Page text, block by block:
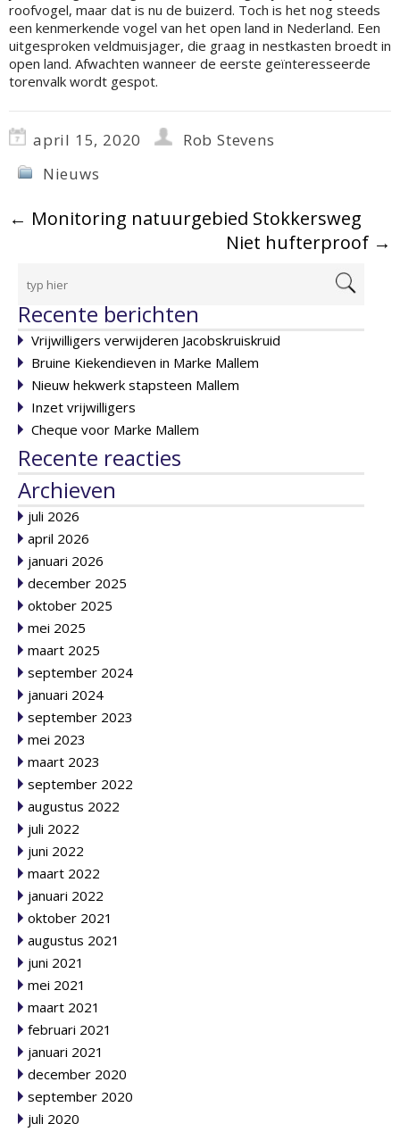
roofvogel, maar dat is nu de buizerd. Toch is het nog steeds
een kenmerkende vogel van het open land in Nederland. Een
uitgesproken veldmuisjager, die graag in nestkasten broedt in
open land. Afwachten wanneer de eerste geïnteresseerde
torenvalk wordt gespot.
april 15, 2020
Rob Stevens
Nieuws
← Monitoring natuurgebied Stokkersweg
Niet hufterproof →
Recente berichten
Vrijwilligers verwijderen Jacobskruiskruid
Bruine Kiekendieven in Marke Mallem
Nieuw hekwerk stapsteen Mallem
Inzet vrijwilligers
Cheque voor Marke Mallem
Recente reacties
Archieven
juli 2026
april 2026
januari 2026
december 2025
oktober 2025
mei 2025
maart 2025
september 2024
januari 2024
september 2023
mei 2023
maart 2023
september 2022
augustus 2022
juli 2022
juni 2022
maart 2022
januari 2022
oktober 2021
augustus 2021
juni 2021
mei 2021
maart 2021
februari 2021
januari 2021
december 2020
september 2020
juli 2020